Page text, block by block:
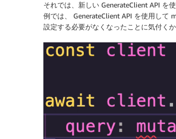
それでは、新しい GenerateClient API を
例では、 GenerateClient API を使用して
設定する必要がなくなったことに気付く